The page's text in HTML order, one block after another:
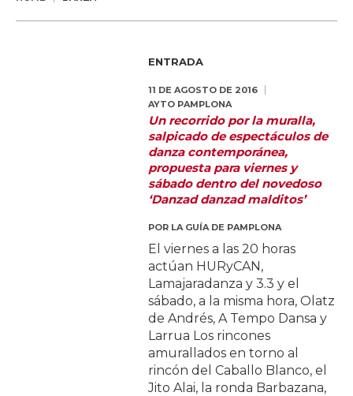
ENTRADA
11 DE AGOSTO DE 2016
AYTO PAMPLONA
Un recorrido por la muralla,
salpicado de espectáculos de
danza contemporánea,
propuesta para viernes y
sábado dentro del novedoso
‘Danzad danzad malditos’
POR LA GUÍA DE PAMPLONA
El viernes a las 20 horas
actúan HURyCAN,
Lamajaradanza y 3.3 y el
sábado, a la misma hora, Olatz
de Andrés, A Tempo Dansa y
Larrua Los rincones
amurallados en torno al
rincón del Caballo Blanco, el
Jito Alai, la ronda Barbazana,